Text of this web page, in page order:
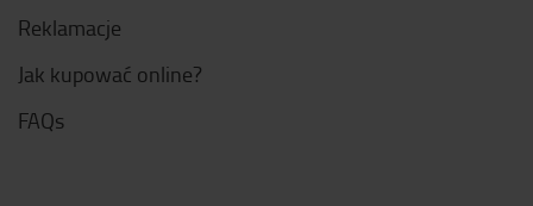
Reklamacje
Jak kupować online?
FAQs